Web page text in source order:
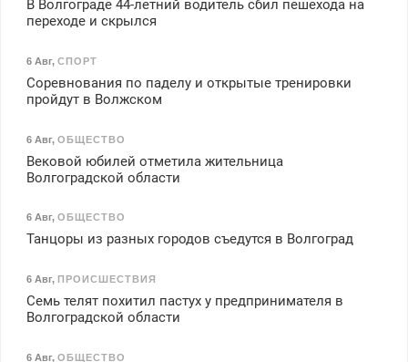
В Волгограде 44-летний водитель сбил пешехода на
переходе и скрылся
6 Авг, СПОРТ
Соревнования по паделу и открытые тренировки
пройдут в Волжском
6 Авг, ОБЩЕСТВО
Вековой юбилей отметила жительница
Волгоградской области
6 Авг, ОБЩЕСТВО
Танцоры из разных городов съедутся в Волгоград
6 Авг, ПРОИСШЕСТВИЯ
Семь телят похитил пастух у предпринимателя в
Волгоградской области
6 Авг, ОБЩЕСТВО